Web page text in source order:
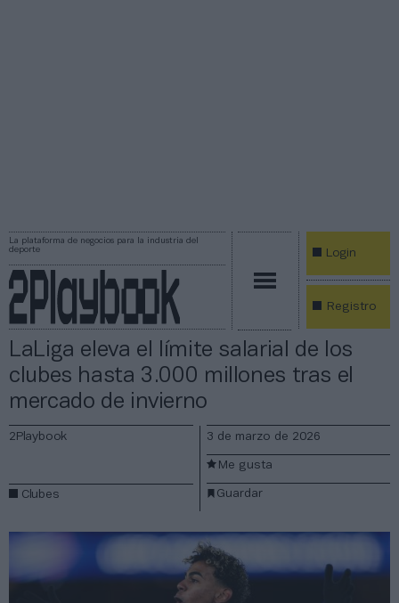
La plataforma de negocios para la industria del
deporte
Login
Registro
LaLiga eleva el límite salarial de los
clubes hasta 3.000 millones tras el
mercado de invierno
2Playbook
Clubes
3 de marzo de 2026
Guardar
Me gusta